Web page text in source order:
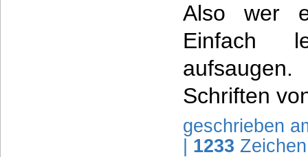
Also wer
Einfach
Schriften
geschrieben
1233 Zeichen